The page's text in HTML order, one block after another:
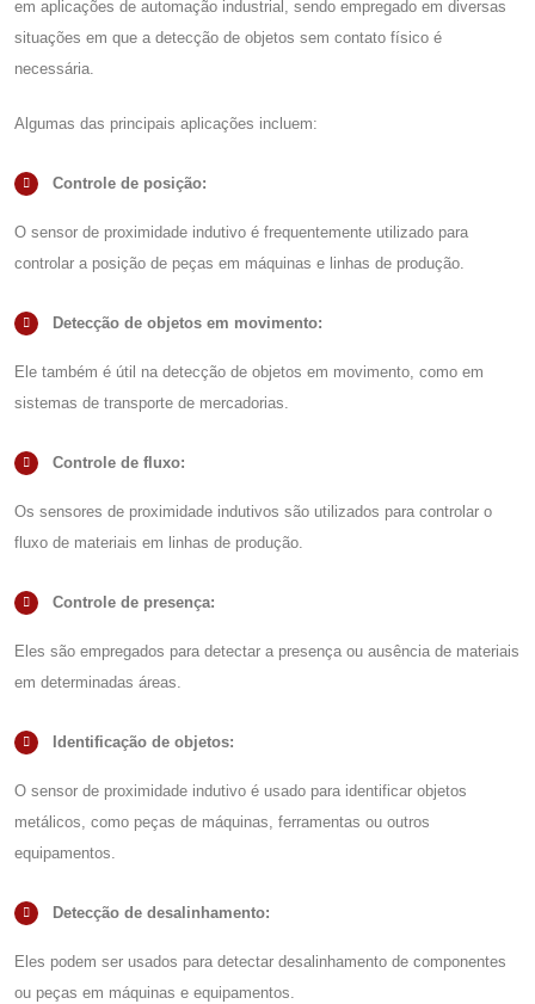
em aplicações de automação industrial, sendo empregado em diversas
situações em que a detecção de objetos sem contato físico é
necessária.
Algumas das principais aplicações incluem:
Controle de posição:
O sensor de proximidade indutivo é frequentemente utilizado para
controlar a posição de peças em máquinas e linhas de produção.
Detecção de objetos em movimento:
Ele também é útil na detecção de objetos em movimento, como em
sistemas de transporte de mercadorias.
Controle de fluxo:
Os sensores de proximidade indutivos são utilizados para controlar o
fluxo de materiais em linhas de produção.
Controle de presença:
Eles são empregados para detectar a presença ou ausência de materiais
em determinadas áreas.
Identificação de objetos:
O sensor de proximidade indutivo é usado para identificar objetos
metálicos, como peças de máquinas, ferramentas ou outros
equipamentos.
Detecção de desalinhamento:
Eles podem ser usados para detectar desalinhamento de componentes
ou peças em máquinas e equipamentos.